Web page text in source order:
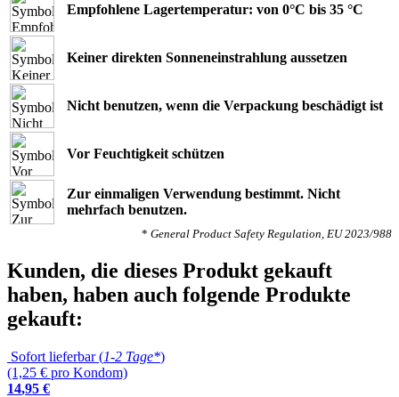
Empfohlene Lagertemperatur: von 0°C bis 35 °C
Keiner direkten Sonneneinstrahlung aussetzen
Nicht benutzen, wenn die Verpackung beschädigt ist
Vor Feuchtigkeit schützen
Zur einmaligen Verwendung bestimmt. Nicht
mehrfach benutzen.
* General Product Safety Regulation, EU 2023/988
Kunden, die dieses Produkt gekauft
haben, haben auch folgende Produkte
gekauft:
Sofort lieferbar (1-2 Tage*)
(1,25 € pro Kondom)
14,95 €